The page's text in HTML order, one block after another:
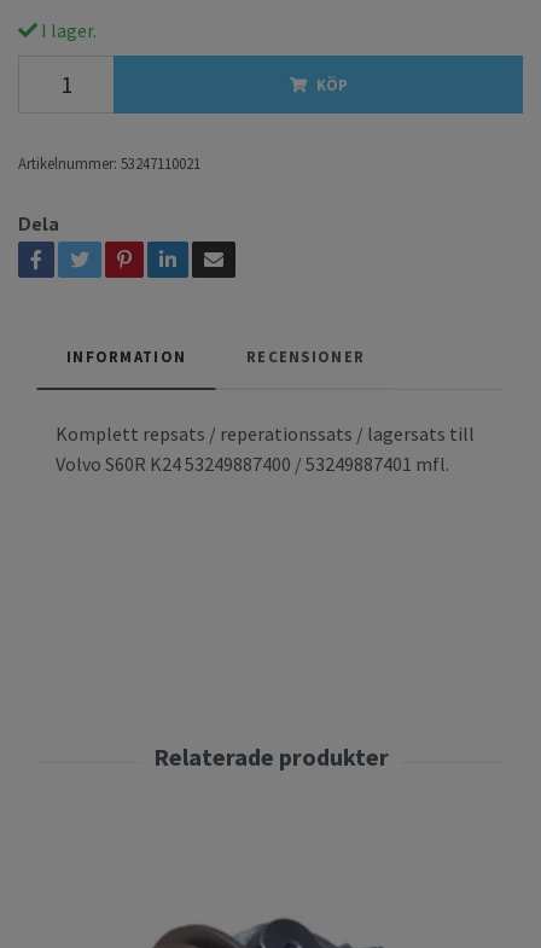
I lager.
KÖP
Artikelnummer: 53247110021
Dela
INFORMATION RECENSIONER
Komplett repsats / reperationssats / lagersats till
Volvo S60R K24 53249887400 / 53249887401 mfl.